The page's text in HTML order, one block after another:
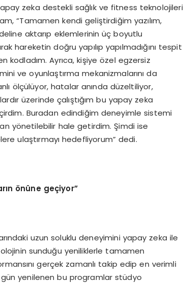
zeka destekli sağlık ve fitness teknolojileri
“Tamamen kendi geliştirdiğim yazılım,
aktarıp eklemlerinin üç boyutlu
hareketin doğru yapılıp yapılmadığını tespit
kodladım. Ayrıca, kişiye özel egzersiz
ve oyunlaştırma mekanizmalarını da
ölçülüyor, hatalar anında düzeltiliyor,
üzerinde çalıştığım bu yapay zeka
Buradan edindiğim deneyimle sistemi
yönetilebilir hale getirdim. Şimdi ise
ulaştırmayı hedefliyorum” dedi.
önüne geçiyor”
uzun soluklu deneyimini yapay zeka ile
sunduğu yeniliklerle tamamen
gerçek zamanlı takip edip en verimli
yenilenen bu programlar stüdyo